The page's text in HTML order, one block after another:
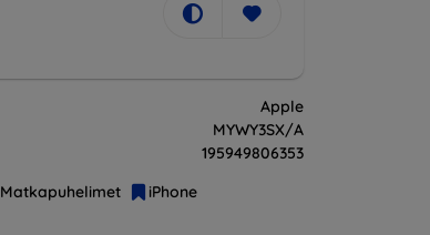
Apple
MYWY3SX/A
195949806353
Matkapuhelimet iPhone